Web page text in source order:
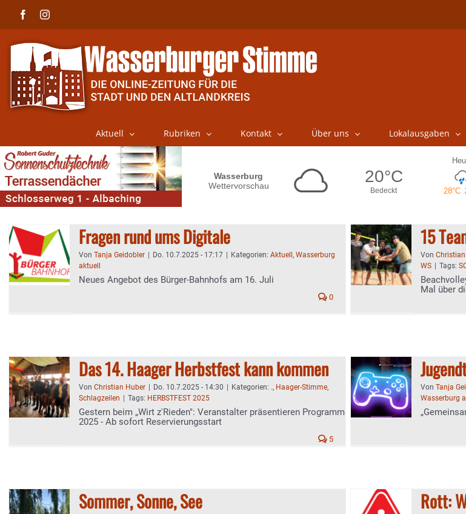
FacebookInstagram
Aktuell Rubriken Kontakt Über uns Lokalausgaben
Fragen rund ums Digitale
Von Tanja Geidobler Do. 10.7.2025 - 17:17 Kategorien: Aktuell , Wasserburg
aktuell
Neues Angebot des Bürger-Bahnhofs am 16. Juli
0
15
Von
WS
Tags:
Mal über
Das 14. Haager Herbstfest kann kommen
Von Christian Huber Do. 10.7.2025 - 14:30 Kategorien: ., Haager-Stimme,
Schlagzeilen
Tags: HERBSTFEST 2025
Gestern beim „Wirt z'Rieden": Veranstalter präsentieren Programm
2025 - Ab sofort Reservierungsstart
5
Von Tanja
Wasserburg
Sommer, Sonne, See Rott: